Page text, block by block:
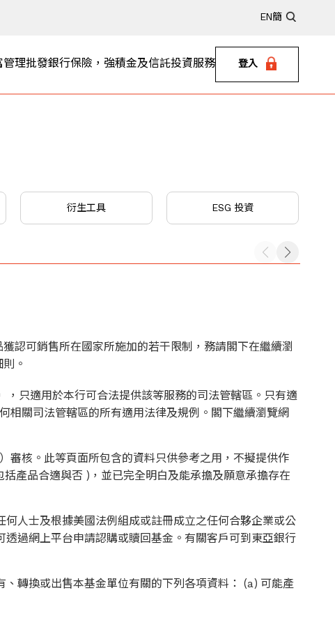
EN 簡
管理批發銀行保險，強積金及信託投資服務 登入
衍生工具 ESG 投資
認可銷售所在國家所施加的若干限制，務請閣下在繼續瀏
。
只適用於本行可合法提供該等服務的司法管轄區。只有適
相關司法管轄區的所有適用法律及規例。閣下繼續瀏覽網
審核。此等頁面所包含的資料只供參考之用，不擬提供作
產品合適與否 )，並已完全明白及能承擔及願意承擔存在
人士及根據美國法例組成或註冊成立之任何合夥企業或公
過網上平台申請認購或贖回基金。有關客戶可到東亞銀行
轉換或出售本基金單位有關的下列各項資料： (a) 可能產